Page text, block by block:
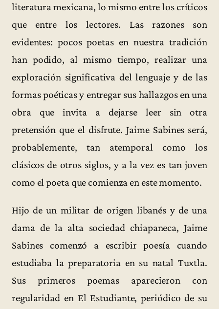
literatura mexicana, lo mismo entre los críticos
que entre los lectores. Las razones son
evidentes: pocos poetas en nuestra tradición
han podido, al mismo tiempo, realizar una
exploración significativa del lenguaje y de las
formas poéticas y entregar sus hallazgos en una
obra que invita a dejarse leer sin otra
pretensión que el disfrute. Jaime Sabines será,
probablemente, tan atemporal como los
clásicos de otros siglos, y a la vez es tan joven
como el poeta que comienza en este momento.
Hijo de un militar de origen libanés y de una
dama de la alta sociedad chiapaneca, Jaime
Sabines comenzó a escribir poesía cuando
estudiaba la preparatoria en su natal Tuxtla.
Sus primeros poemas aparecieron con
regularidad en El Estudiante, periódico de su